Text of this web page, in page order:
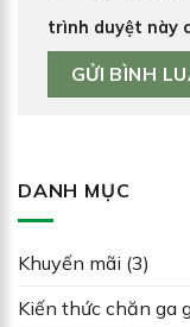
trình duyệt này
DANH MỤC
Khuyến mãi (3)
Kiến thức chăn ga